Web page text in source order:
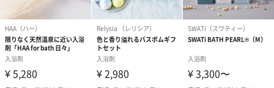
砂漠の地下から採れる高品質な粘土。古代に降り積もった火山灰
が数万年の間、深い地中で化学変化してできた天然のミネラル豊
富なクレイ（粘土）を使用した入浴剤です。
本国アメリカでは、高級ホテルのスパや、トップアスリートのケ
ア、自然療法施設等で使用されている他、サプリメントとしても